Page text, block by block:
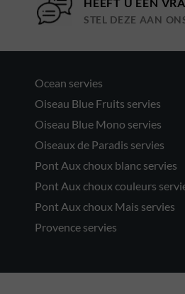
STEL DEZE AAN
Ocean servies
Oiseau Blue Fruits servies
Oiseau Blue Mono servies
Oiseaux de Paradis servies
Pont Aux choux blanc servies
Pont Aux choux couleurs
Pont Aux choux Mais servies
Provence servies